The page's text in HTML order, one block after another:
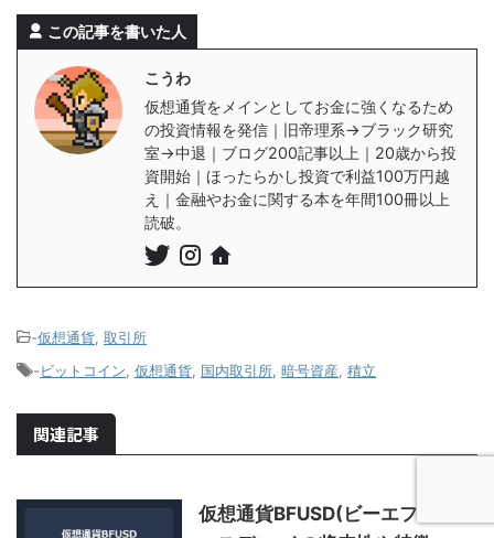
この記事を書いた人
こうわ
仮想通貨をメインとしてお金に強くなるため
の投資情報を発信｜旧帝理系→ブラック研究
室→中退｜ブログ200記事以上｜20歳から投
資開始｜ほったらかし投資で利益100万円越
え｜金融やお金に関する本を年間100冊以上
読破。
-仮想通貨 取引所
-ビットコイン 仮想通貨 国内取引所 暗号資産 積立
関連記事
仮想通貨BFUSD(ビーエフユー